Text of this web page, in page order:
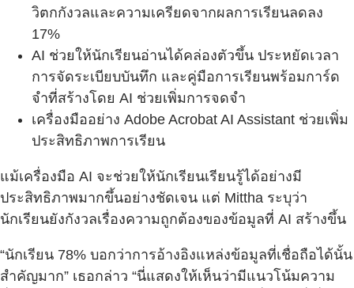
วิตกกังวลและความเครียดจากผลการเรียนลดลง
17%
AI ช่วยให้นักเรียนอ่านได้คล่องตัวขึ้น ประหยัดเวลา
การจัดระเบียบบันทึก และคู่มือการเรียนพร้อมการ์ด
จำที่สร้างโดย AI ช่วยเพิ่มการจดจำ
เครื่องมืออย่าง Adobe Acrobat AI Assistant ช่วยเพิ่ม
ประสิทธิภาพการเรียน
แม้เครื่องมือ AI จะช่วยให้นักเรียนเรียนรู้ได้อย่างมี
ประสิทธิภาพมากขึ้นอย่างชัดเจน แต่ Mittha ระบุว่า
นักเรียนยังกังวลเรื่องความถูกต้องของข้อมูลที่ AI สร้างขึ้น
“นักเรียน 78% บอกว่าการอ้างอิงแหล่งข้อมูลที่เชื่อถือได้นั้น
สำคัญมาก” เธอกล่าว “นี่แสดงให้เห็นว่ามีแนวโน้มความ